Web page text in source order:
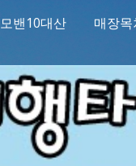
모밴10대산 매장